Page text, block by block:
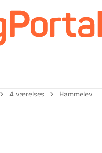
4 værelses Hammelev